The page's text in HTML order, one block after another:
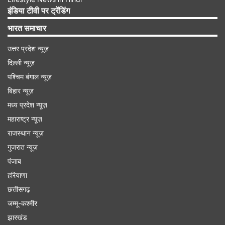
एक दिन की कमाई 24 हजार रुपये
वीडियो में लड़का हर ऑर्डर के लिए ताजा मैगी पकाते और दिन
भर ग्राहकों से बातचीत करते हुए दिखा। उन्होंने बताया कि
रेगुलर मैगी की कीमत 100 रुपये प्रति प्लेट है, जबकि बटर
मैगी की कीमत 120 रुपये है। जैसे-जैसे ग्राहकों की संख्या
इंडिया टीवी पर ट्रेंडिंग
भारत समाचार
उत्तर प्रदेश न्यूज़
दिल्ली न्यूज़
पश्चिम बंगाल न्यूज़
बिहार न्यूज़
मध्य प्रदेश न्यूज़
महाराष्ट्र न्यूज़
राजस्थान न्यूज़
गुजरात न्यूज़
पंजाब
हरियाणा
छत्तीसगढ़
जम्मू-कश्मीर
झारखंड